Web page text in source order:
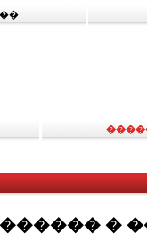
������ �